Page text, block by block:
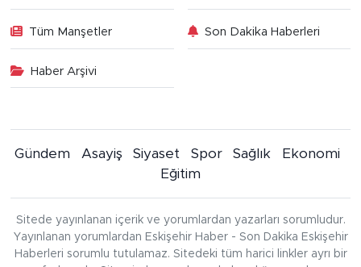
Tüm Manşetler Son Dakika Haberleri
Haber Arşivi
Gündem Asayiş Siyaset Spor Sağlık
Ekonomi
Eğitim
Sitede yayınlanan içerik ve yorumlardan yazarları sorumludur.
Yayınlanan yorumlardan Eskişehir Haber - Son Dakika Eskişehir
Haberleri sorumlu tutulamaz. Sitedeki tüm harici linkler ayrı bir